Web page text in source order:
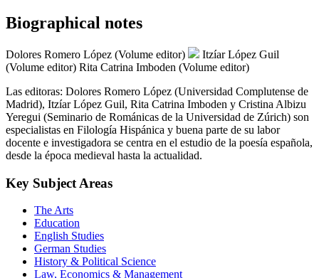
Biographical notes
Dolores Romero López (Volume editor)
Itzíar López Guil
(Volume editor) Rita Catrina Imboden (Volume editor)
Las editoras: Dolores Romero López (Universidad Complutense de
Madrid), Itzíar López Guil, Rita Catrina Imboden y Cristina Albizu
Yeregui (Seminario de Románicas de la Universidad de Zúrich) son
especialistas en Filología Hispánica y buena parte de su labor
docente e investigadora se centra en el estudio de la poesía española,
desde la época medieval hasta la actualidad.
Key Subject Areas
The Arts
Education
English Studies
German Studies
History & Political Science
Law, Economics & Management